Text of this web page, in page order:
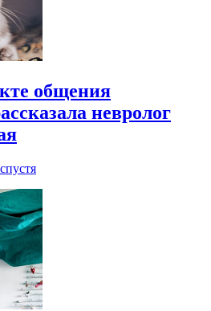
общения
невролог